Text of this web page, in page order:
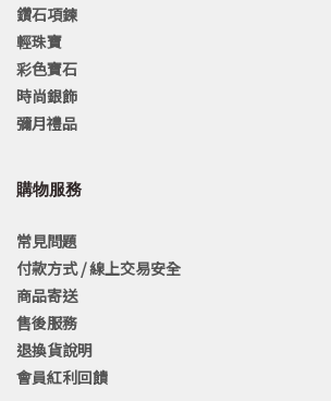
鑽石項鍊
輕珠寶
彩色寶石
時尚銀飾
彌月禮品
購物服務
常見問題
付款方式 / 線上交易安全
商品寄送
售後服務
退換貨說明
會員紅利回饋